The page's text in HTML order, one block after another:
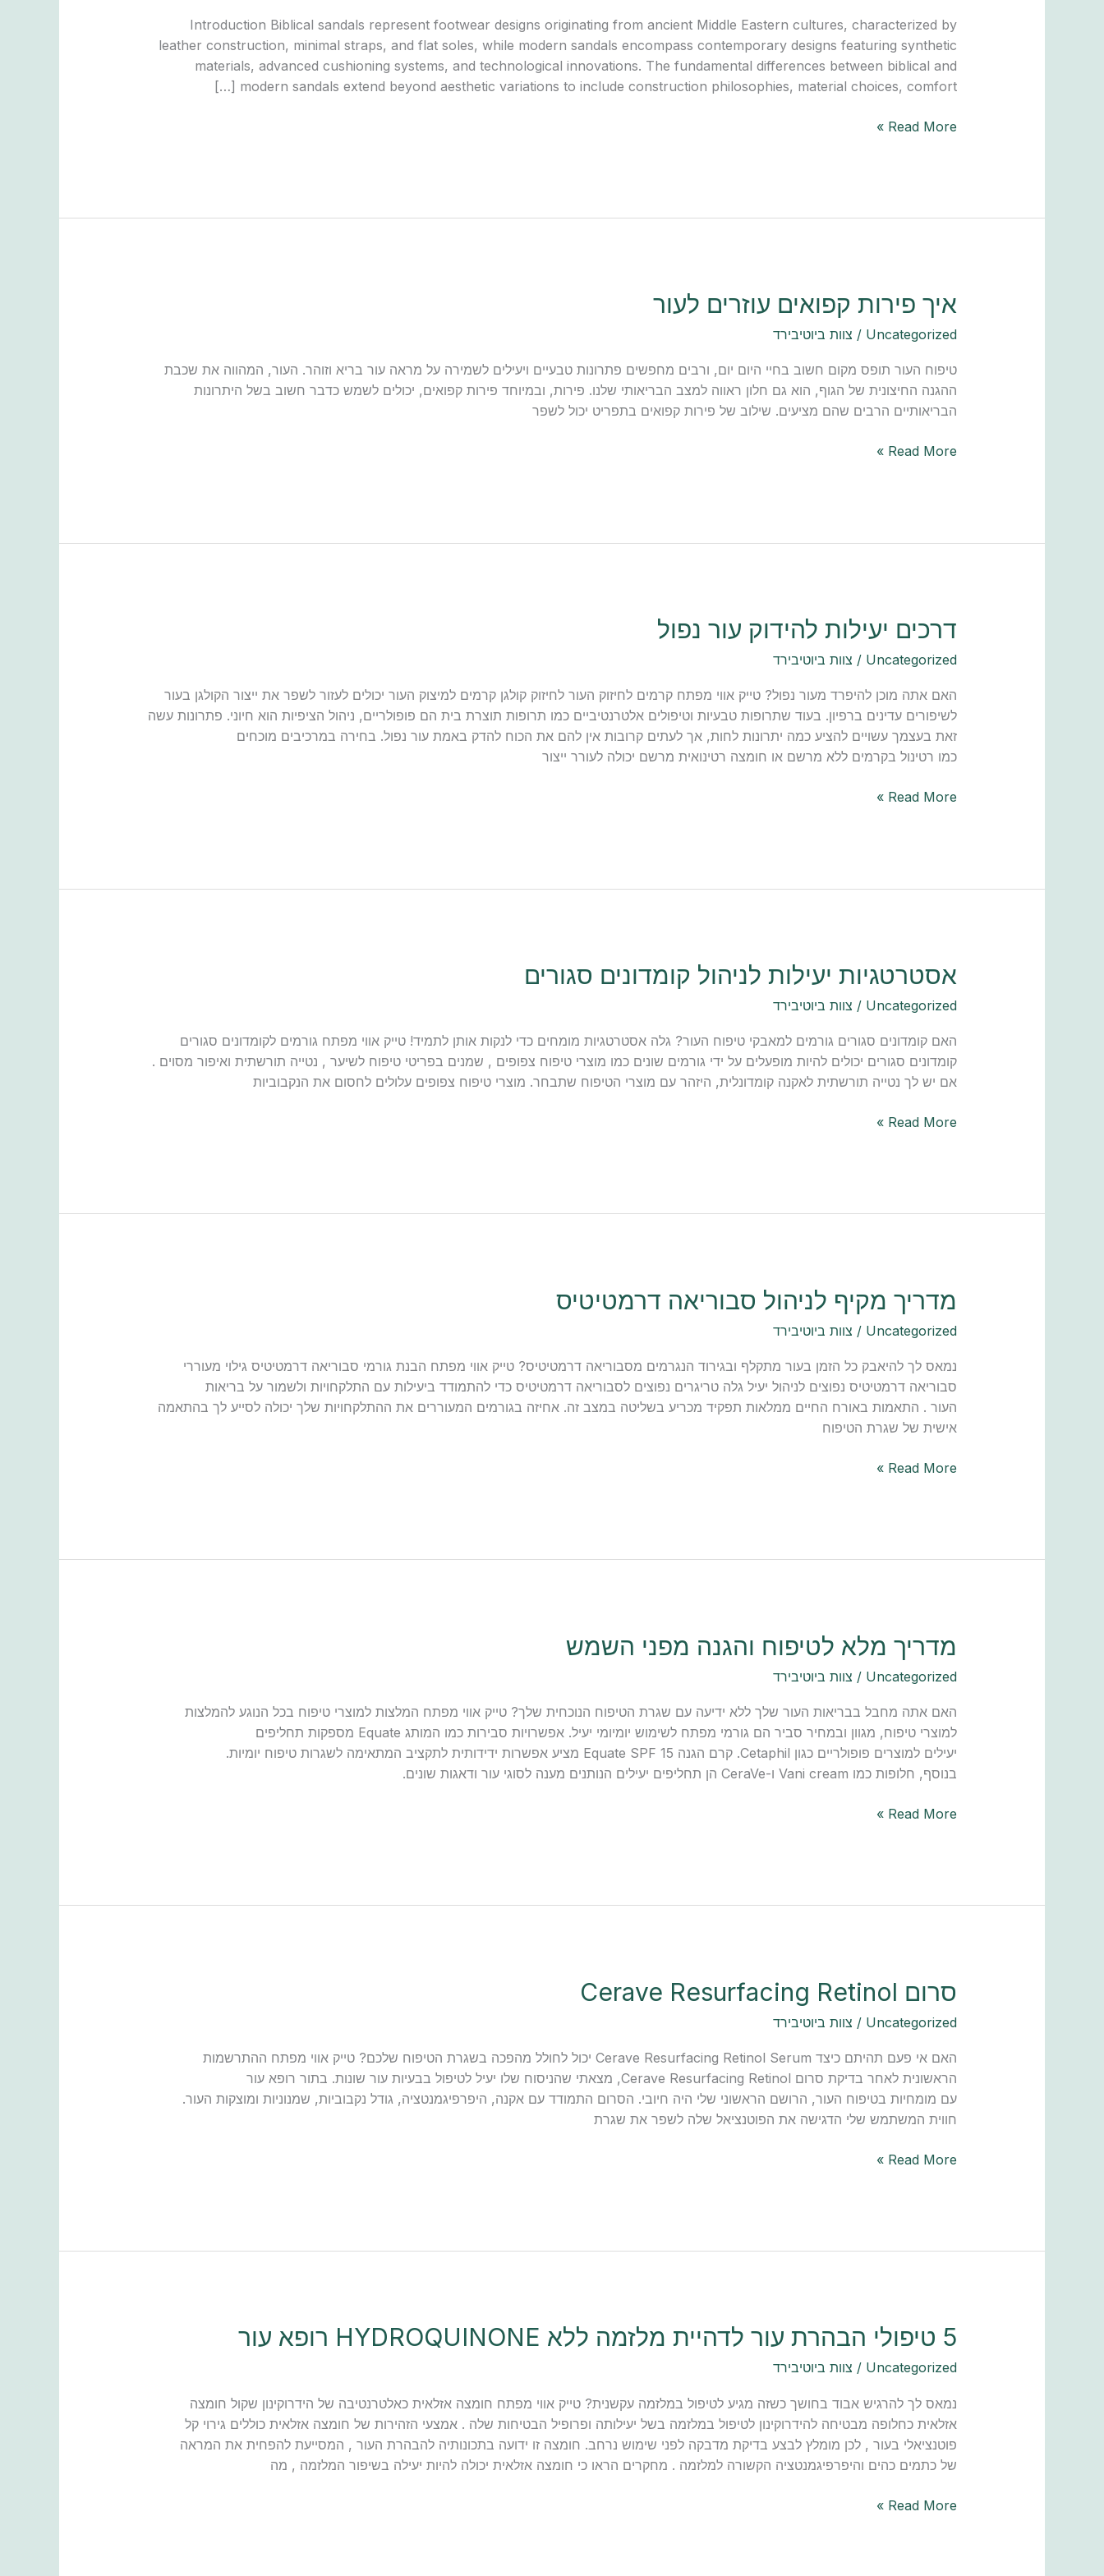
Introduction Biblical sandals represent footwear designs originating from ancient Middle Eastern cultures, characterized by
leather construction, minimal straps, and flat soles, while modern sandals encompass contemporary designs featuring synthetic
materials, advanced cushioning systems, and technological innovations. The fundamental differences between biblical and
modern sandals extend beyond aesthetic variations to include construction philosophies, material choices, comfort […]
Sandals:
Key
Differences
Explained
Read More »
איך פירות קפואים עוזרים לעור
Uncategorized
/ צוות ביוטיבירד
טיפוח העור תופס מקום חשוב בחיי היום יום, ורבים מחפשים פתרונות טבעיים ויעילים לשמירה על מראה עור בריא וזוהר. העור, המהווה את שכבת
ההגנה החיצונית של הגוף, הוא גם חלון ראווה למצב הבריאותי שלנו. פירות, ובמיוחד פירות קפואים, יכולים לשמש כדבר חשוב בשל היתרונות
הבריאותיים הרבים שהם מציעים. שילוב של פירות קפואים בתפריט יכול לשפר
איך
פירות
קפואים
לעור
Read More »
דרכים יעילות להידוק עור נפול
Uncategorized
/ צוות ביוטיבירד
האם אתה מוכן להיפרד מעור נפול? טייק אווי מפתח קרמים לחיזוק העור לחיזוק קולגן קרמים למיצוק העור יכולים לעזור לשפר את ייצור הקולגן בעור
לשיפורים עדינים ברפיון. בעוד שתרופות טבעיות וטיפולים אלטרנטיביים כמו תרופות תוצרת בית הם פופולריים, ניהול הציפיות הוא חיוני. פתרונות עשה
זאת בעצמך עשויים להציע כמה יתרונות לחות, אך לעתים קרובות אין להם את הכוח להדק באמת עור נפול. בחירה במרכיבים מוכחים
כמו רטינול בקרמים ללא מרשם או חומצה רטינואית מרשם יכולה לעורר ייצור
דרכים
יעילות
להידוק
נפול
Read More »
אסטרטגיות יעילות לניהול קומדונים סגורים
Uncategorized
/ צוות ביוטיבירד
האם קומדונים סגורים גורמים למאבקי טיפוח העור? גלה אסטרטגיות מומחים כדי לנקות אותן לתמיד! טייק אווי מפתח גורמים לקומדונים סגורים
קומדונים סגורים יכולים להיות מופעלים על ידי גורמים שונים כמו מוצרי טיפוח צפופים , שמנים בפריטי טיפוח לשיער , נטייה תורשתית ואיפור מסוים .
אם יש לך נטייה תורשתית לאקנה קומדונלית, היזהר עם מוצרי הטיפוח שתבחר. מוצרי טיפוח צפופים עלולים לחסום את הנקבוביות
אסטרטגיות
יעילות
לניהול
סגורים
Read More »
מדריך מקיף לניהול סבוריאה דרמטיטיס
Uncategorized
/ צוות ביוטיבירד
נמאס לך להיאבק כל הזמן בעור מתקלף ובגירוד הנגרמים מסבוריאה דרמטיטיס? טייק אווי מפתח הבנת גורמי סבוריאה דרמטיטיס גילוי מעוררי
סבוריאה דרמטיטיס נפוצים לניהול יעיל גלה טריגרים נפוצים לסבוריאה דרמטיטיס כדי להתמודד ביעילות עם התלקחויות ולשמור על בריאות
העור . התאמות באורח החיים ממלאות תפקיד מכריע בשליטה במצב זה. אחיזה בגורמים המעוררים את ההתלקחויות שלך יכולה לסייע לך בהתאמה
אישית של שגרת הטיפוח
מדריך
מקיף
לניהול
דרמטיטיס
Read More »
מדריך מלא לטיפוח והגנה מפני השמש
Uncategorized
/ צוות ביוטיבירד
האם אתה מחבל בבריאות העור שלך ללא ידיעה עם שגרת הטיפוח הנוכחית שלך? טייק אווי מפתח המלצות למוצרי טיפוח בכל הנוגע להמלצות
למוצרי טיפוח, מגוון ובמחיר סביר הם גורמי מפתח לשימוש יומיומי יעיל. אפשרויות סבירות כמו המותג Equate מספקות תחליפים
יעילים למוצרים פופולריים כגון Cetaphil. קרם הגנה Equate SPF 15 מציע אפשרות ידידותית לתקציב המתאימה לשגרות טיפוח יומיות.
בנוסף, חלופות כמו Vani cream ו-CeraVe הן תחליפים יעילים הנותנים מענה לסוגי עור ודאגות שונים.
מדריך
מלא
לטיפוח
מפני
השמש
Read More »
סרום Cerave Resurfacing Retinol
Uncategorized
/ צוות ביוטיבירד
האם אי פעם תהיתם כיצד Cerave Resurfacing Retinol Serum יכול לחולל מהפכה בשגרת הטיפוח שלכם? טייק אווי מפתח ההתרשמות
הראשונית לאחר בדיקת סרום Cerave Resurfacing Retinol, מצאתי שהניסוח שלו יעיל לטיפול בבעיות עור שונות. בתור רופא עור
עם מומחיות בטיפוח העור, הרושם הראשוני שלי היה חיובי. הסרום התמודד עם אקנה, היפרפיגמנטציה, גודל נקבוביות, שמנוניות ומוצקות העור.
חווית המשתמש שלי הדגישה את הפוטנציאל שלה לשפר את שגרת
סרום
Cerave
Resurfacing
Read More »
5 טיפולי הבהרת עור לדהיית מלזמה ללא HYDROQUINONE רופא עור
Uncategorized
/ צוות ביוטיבירד
נמאס לך להרגיש אבוד בחושך כשזה מגיע לטיפול במלזמה עקשנית? טייק אווי מפתח חומצה אזלאית כאלטרנטיבה של הידרוקינון שקול חומצה
אזלאית כחלופה מבטיחה להידרוקינון לטיפול במלזמה בשל יעילותה ופרופיל הבטיחות שלה . אמצעי הזהירות של חומצה אזלאית כוללים גירוי קל
פוטנציאלי בעור , לכן מומלץ לבצע בדיקת מדבקה לפני שימוש נרחב. חומצה זו ידועה בתכונותיה להבהרת העור , המסייעת להפחית את המראה
של כתמים כהים והיפרפיגמנטציה הקשורה למלזמה . מחקרים הראו כי חומצה אזלאית יכולה להיות יעילה בשיפור המלזמה , מה
5
טיפולי
הבהרת
לדהיית
מלזמה
ללא
HYDROQUINONE
עור
Read More »